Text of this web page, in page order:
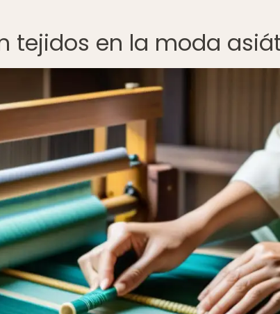
tejidos en la moda